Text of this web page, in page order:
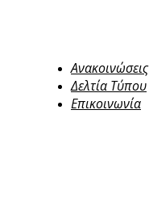
Ανακοινώσεις
Δελτία Τύπου
Επικοινωνία